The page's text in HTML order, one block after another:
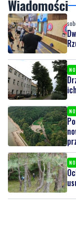
Wiadomości